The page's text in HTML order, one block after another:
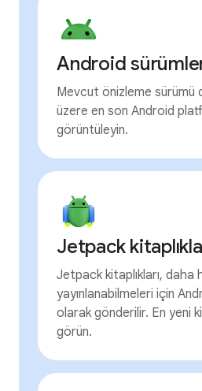
Android
Mevcut önizleme sürümü
üzere en son Android
görüntüleyin.
Jetpack
Jetpack kitaplıkları, daha
yayınlanabilmeleri için
olarak gönderilir. En yeni
görün.